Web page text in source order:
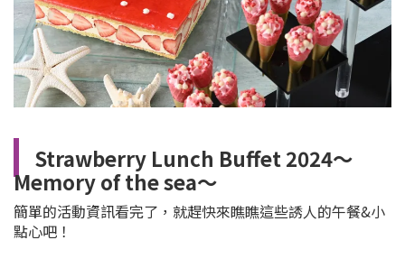
Strawberry Lunch Buffet 2024～
Memory of the sea～
簡單的活動資訊看完了，就趕快來瞧瞧這些誘人的午餐&小
點心吧！